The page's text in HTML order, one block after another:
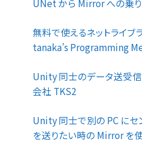
UNet から Mirror への乗
無料で使えるネットライブ
tanaka’s Programming
Unity 同士のデータ送受
会社 TKS2
Unity 同士で別の PC にセ
を送りたい時の Mirror を